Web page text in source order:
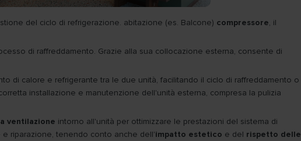
del ciclo di refrigerazione. abitazione (es. Balcone) compressore, il
di raffreddamento. Grazie alla sua collocazione esterna, consente di
di calore e refrigerante tra le due unità, facilitando il ciclo di raffreddamento o
installazione e manutenzione dell'unità esterna, compresa la pulizia
ventilazione intorno all'unità per ottimizzare le prestazioni del sistema di
riparazione, tenendo conto anche dell'impatto estetico e del rispetto delle